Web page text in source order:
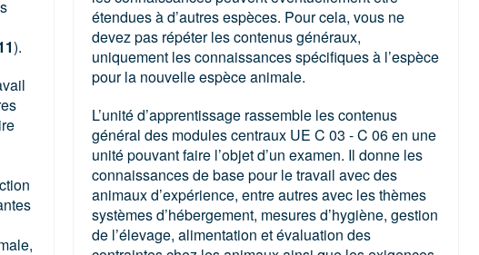
).
étendues à d’autres espèces. Pour cela, vous ne
devez pas répéter les contenus généraux,
uniquement les connaissances spécifiques à l’espèce
pour la nouvelle espèce animale.
L’unité d’apprentissage rassemble les contenus
général des modules centraux UE C 03 - C 06 en une
unité pouvant faire l’objet d’un examen. Il donne les
connaissances de base pour le travail avec des
animaux d’expérience, entre autres avec les thèmes
systèmes d’hébergement, mesures d’hygiène, gestion
de l’élevage, alimentation et évaluation des